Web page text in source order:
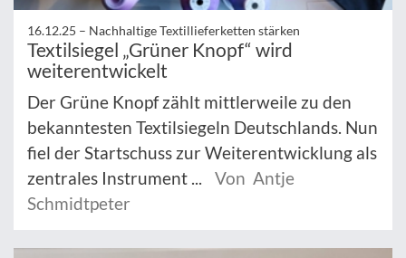
16.12.25 – Nachhaltige Textillieferketten stärken
Textilsiegel „Grüner Knopf“ wird
weiterentwickelt
Der Grüne Knopf zählt mittlerweile zu den
bekanntesten Textilsiegeln Deutschlands. Nun
fiel der Startschuss zur Weiterentwicklung als
zentrales Instrument ...
Von Antje
Schmidtpeter